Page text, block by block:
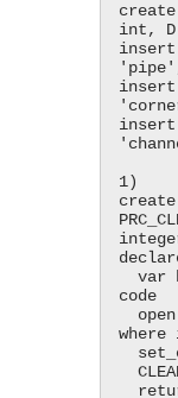
int, D
insert
insert
insert
1)
  var b typeof(D1);//
code
  CLEAR_BLOB(b);//